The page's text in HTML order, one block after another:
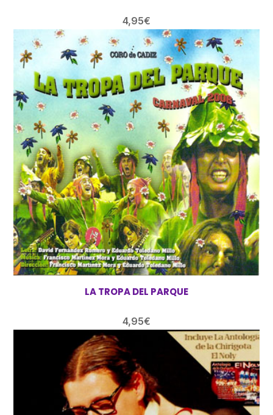
4,95€
LA TROPA DEL PARQUE
4,95€